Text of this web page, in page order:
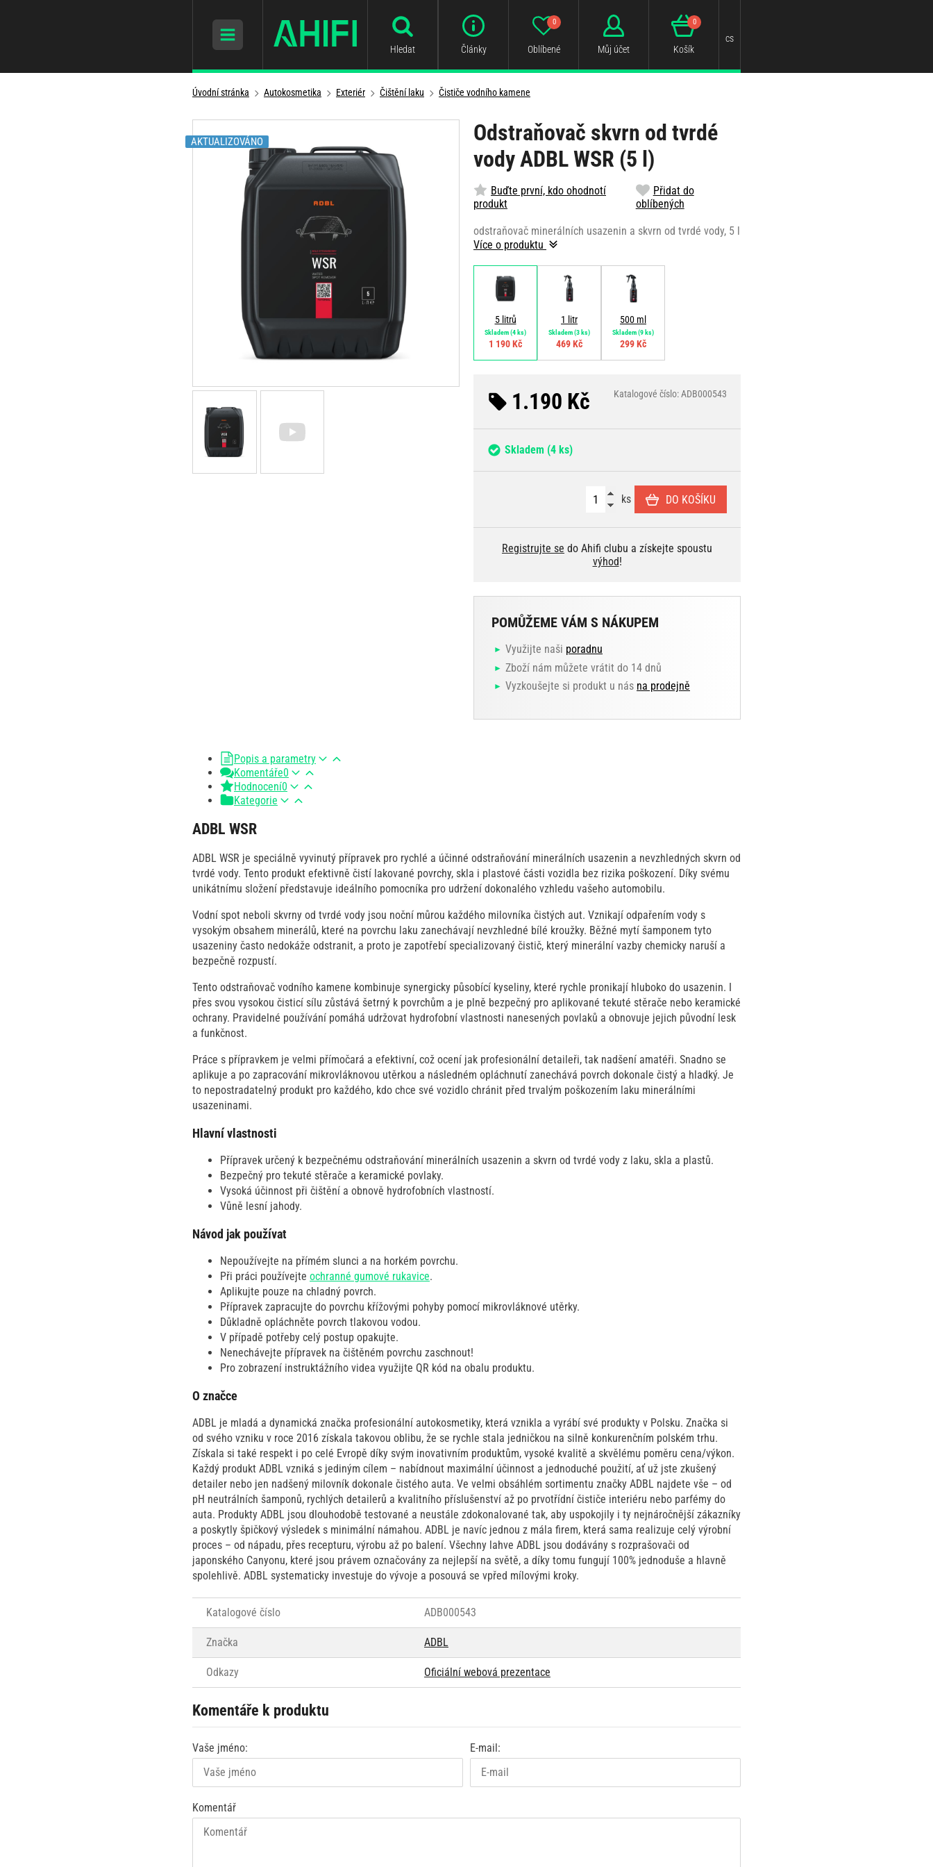
Hledat Články Oblíbené
0
Můj účet Košík
0
cs
Úvodní stránka Autokosmetika Exteriér Čištění laku Čističe vodního kamene
Odstraňovač skvrn od tvrdé
vody ADBL WSR (5 l)
Buďte první, kdo ohodnotí
produkt
Přidat do
oblíbených
odstraňovač minerálních usazenin a skvrn od tvrdé vody, 5 l
Více o produktu
5 litrů
Skladem(4 ks)
1 190 Kč
1 litr
Skladem(3 ks)
469 Kč
500 ml
Skladem(9 ks)
299 Kč
1.190 Kč Katalogové číslo: ADB000543
Skladem (4 ks)
ks DO KOŠÍKU
Registrujte se do Ahifi clubu a získejte spoustu
výhod!
POMŮŽEME VÁM S NÁKUPEM
Využijte naši poradnu
Zboží nám můžete vrátit do 14 dnů
Vyzkoušejte si produkt u nás na prodejně
AKTUALIZOVÁNO
Popis a parametry
Komentáře0
Hodnocení0
Kategorie
ADBL WSR
ADBL WSR je speciálně vyvinutý přípravek pro rychlé a účinné odstraňování minerálních usazenin a nevzhledných skvrn od
tvrdé vody. Tento produkt efektivně čistí lakované povrchy, skla i plastové části vozidla bez rizika poškození. Díky svému
unikátnímu složení představuje ideálního pomocníka pro udržení dokonalého vzhledu vašeho automobilu.
Vodní spot neboli skvrny od tvrdé vody jsou noční můrou každého milovníka čistých aut. Vznikají odpařením vody s
vysokým obsahem minerálů, které na povrchu laku zanechávají nevzhledné bílé kroužky. Běžné mytí šamponem tyto
usazeniny často nedokáže odstranit, a proto je zapotřebí specializovaný čistič, který minerální vazby chemicky naruší a
bezpečně rozpustí.
Tento odstraňovač vodního kamene kombinuje synergicky působící kyseliny, které rychle pronikají hluboko do usazenin. I
přes svou vysokou čisticí sílu zůstává šetrný k povrchům a je plně bezpečný pro aplikované tekuté stěrače nebo keramické
ochrany. Pravidelné používání pomáhá udržovat hydrofobní vlastnosti nanesených povlaků a obnovuje jejich původní lesk
a funkčnost.
Práce s přípravkem je velmi přímočará a efektivní, což ocení jak profesionální detaileři, tak nadšení amatéři. Snadno se
aplikuje a po zapracování mikrovláknovou utěrkou a následném opláchnutí zanechává povrch dokonale čistý a hladký. Je
to nepostradatelný produkt pro každého, kdo chce své vozidlo chránit před trvalým poškozením laku minerálními
usazeninami.
Hlavní vlastnosti
Přípravek určený k bezpečnému odstraňování minerálních usazenin a skvrn od tvrdé vody z laku, skla a plastů.
Bezpečný pro tekuté stěrače a keramické povlaky.
Vysoká účinnost při čištění a obnově hydrofobních vlastností.
Vůně lesní jahody.
Návod jak používat
Nepoužívejte na přímém slunci a na horkém povrchu.
Při práci používejte ochranné gumové rukavice.
Aplikujte pouze na chladný povrch.
Přípravek zapracujte do povrchu křížovými pohyby pomocí mikrovláknové utěrky.
Důkladně opláchněte povrch tlakovou vodou.
V případě potřeby celý postup opakujte.
Nenechávejte přípravek na čištěném povrchu zaschnout!
Pro zobrazení instruktážního videa využijte QR kód na obalu produktu.
O značce
ADBL je mladá a dynamická značka profesionální autokosmetiky, která vznikla a vyrábí své produkty v Polsku. Značka si
od svého vzniku v roce 2016 získala takovou oblibu, že se rychle stala jedničkou na silně konkurenčním polském trhu.
Získala si také respekt i po celé Evropě díky svým inovativním produktům, vysoké kvalitě a skvělému poměru cena/výkon.
Každý produkt ADBL vzniká s jediným cílem – nabídnout maximální účinnost a jednoduché použití, ať už jste zkušený
detailer nebo jen nadšený milovník dokonale čistého auta. Ve velmi obsáhlém sortimentu značky ADBL najdete vše – od
pH neutrálních šamponů, rychlých detailerů a kvalitního příslušenství až po prvotřídní čističe interiéru nebo parfémy do
auta. Produkty ADBL jsou dlouhodobě testované a neustále zdokonalované tak, aby uspokojily i ty nejnáročnější zákazníky
a poskytly špičkový výsledek s minimální námahou. ADBL je navíc jednou z mála firem, která sama realizuje celý výrobní
proces – od nápadu, přes recepturu, výrobu až po balení. Všechny lahve ADBL jsou dodávány s rozprašovači od
japonského Canyonu, které jsou právem označovány za nejlepší na světě, a díky tomu fungují 100% jednoduše a hlavně
spolehlivě. ADBL systematicky investuje do vývoje a posouvá se vpřed mílovými kroky.
Katalogové číslo ADB000543
Značka ADBL
Odkazy Oficiální webová prezentace
Komentáře k produktu
Vaše jméno: E-mail:
Komentář